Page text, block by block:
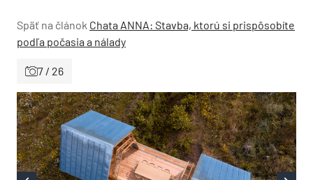
Späť na článok Chata ANNA: Stavba, ktorú si prispôsobíte
podľa počasia a nálady
7 / 26